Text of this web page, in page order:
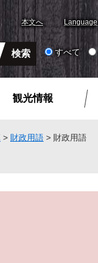
本文へ Language
すべて
観光情報
> 財政用語 > 財政用語